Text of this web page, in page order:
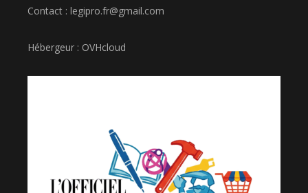
Contact : legipro.fr@gmail.com
Hébergeur : OVHcloud